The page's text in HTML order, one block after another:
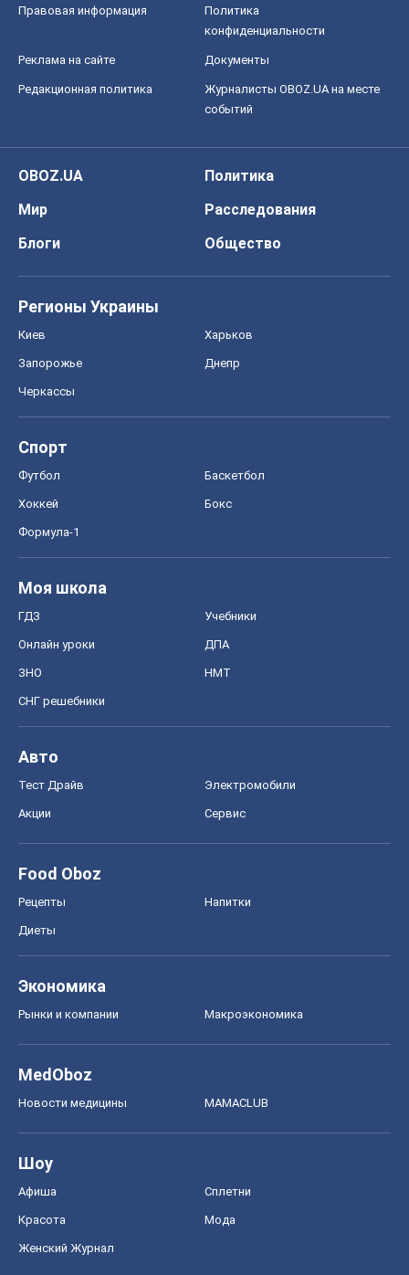
Команда
Правовая информация
Политика
конфиденциальности
Документы
Редакционная политика
Журналисты OBOZ.UA на месте
Политика
Блоги
Регионы Украины
Киев
Запорожье Днепр
Черкассы
Спорт
Футбол
Хоккей Бокс
Формула-1
Моя школа
ГДЗ Учебники
Онлайн уроки
ЗНО НМТ
СНГ решебники
Авто
Тест Драйв Электромобили
Акции
Food Oboz
Рецепты Напитки
Диеты
Экономика
Рынки и компании
MedOboz
Новости медицины
Шоу
Афиша